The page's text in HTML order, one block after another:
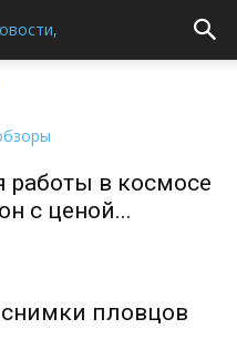
в космосе
с ценой...
снимки пловцов